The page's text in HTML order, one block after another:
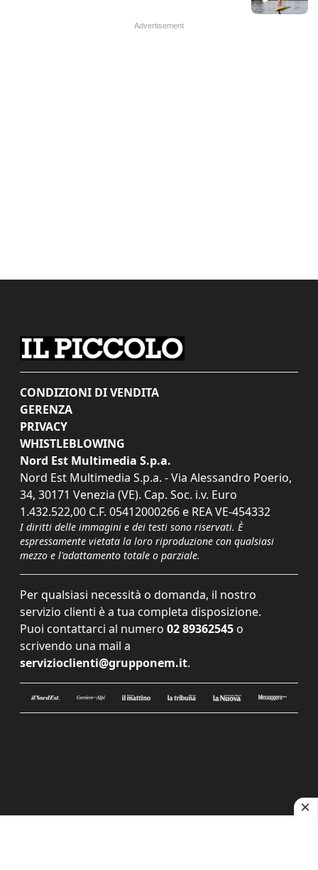
CONDIZIONI DI VENDITA
GERENZA
PRIVACY
WHISTLEBLOWING
Nord Est Multimedia S.p.a.
Nord Est Multimedia S.p.a. - Via Alessandro Poerio,
34, 30171 Venezia (VE). Cap. Soc. i.v. Euro
1.432.522,00 C.F. 05412000266 e REA VE-454332
I diritti delle immagini e dei testi sono riservati. È
espressamente vietata la loro riproduzione con qualsiasi
mezzo e l'adattamento totale o parziale.
Per qualsiasi necessità o domanda, il nostro
servizio clienti è a tua completa disposizione.
Puoi contattarci al numero 02 89362545 o
scrivendo una mail a
servizioclienti@grupponem.it.